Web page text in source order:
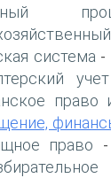
система -
учет
право
право -